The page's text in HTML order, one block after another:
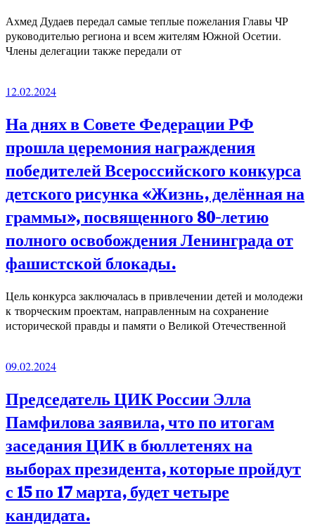
Ахмед Дудаев передал самые теплые пожелания Главы ЧР
руководителью региона и всем жителям Южной Осетии.
Члены делегации также передали от
12.02.2024
На днях в Совете Федерации РФ
прошла церемония награждения
победителей Всероссийского конкурса
детского рисунка «Жизнь, делённая на
граммы», посвященного 80-летию
полного освобождения Ленинграда от
фашистской блокады.
Цель конкурса заключалась в привлечении детей и молодежи
к творческим проектам, направленным на сохранение
исторической правды и памяти о Великой Отечественной
09.02.2024
Председатель ЦИК России Элла
Памфилова заявила, что по итогам
заседания ЦИК в бюллетенях на
выборах президента, которые пройдут
с 15 по 17 марта, будет четыре
кандидата.